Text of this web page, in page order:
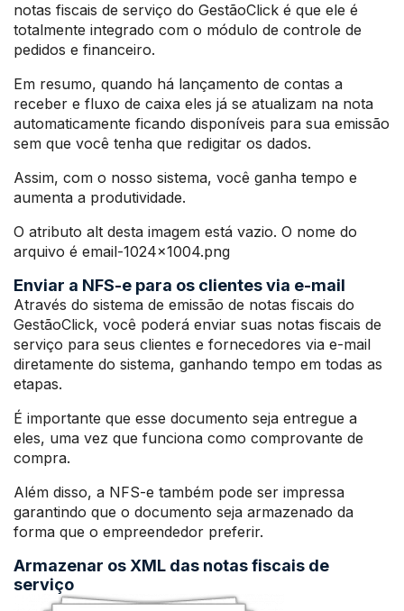
notas fiscais de serviço do GestãoClick é que ele é
totalmente integrado com o módulo de controle de
pedidos e financeiro.
Em resumo, quando há lançamento de contas a
receber e fluxo de caixa eles já se atualizam na nota
automaticamente ficando disponíveis para sua emissão
sem que você tenha que redigitar os dados.
Assim, com o nosso sistema, você ganha tempo e
aumenta a produtividade.
O atributo alt desta imagem está vazio. O nome do
arquivo é email-1024×1004.png
Enviar a NFS-e para os clientes via e-mail
Através do sistema de emissão de notas fiscais do
GestãoClick, você poderá enviar suas notas fiscais de
serviço para seus clientes e fornecedores via e-mail
diretamente do sistema, ganhando tempo em todas as
etapas.
É importante que esse documento seja entregue a
eles, uma vez que funciona como comprovante de
compra.
Além disso, a NFS-e também pode ser impressa
garantindo que o documento seja armazenado da
forma que o empreendedor preferir.
Armazenar os XML das notas fiscais de
serviço